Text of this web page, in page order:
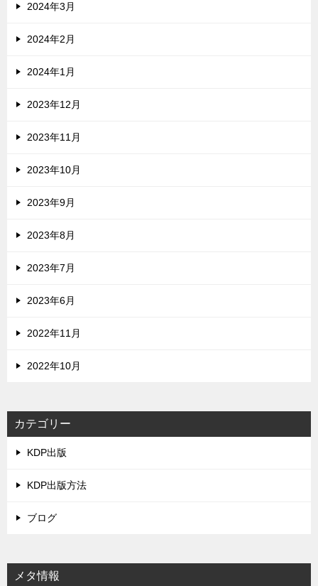
2024年3月
2024年2月
2024年1月
2023年12月
2023年11月
2023年10月
2023年9月
2023年8月
2023年7月
2023年6月
2022年11月
2022年10月
カテゴリー
KDP出版
KDP出版方法
ブログ
メタ情報